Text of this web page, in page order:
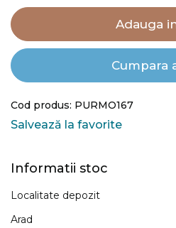
Adauga
Cumpara
Cod produs: PURMO167
Salvează la favorite
Informatii stoc
Localitate depozit
Arad